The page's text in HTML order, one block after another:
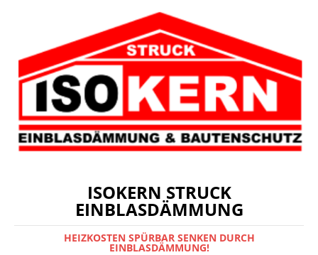
ISOKERN STRUCK
EINBLASDÄMMUNG
HEIZKOSTEN SPÜRBAR SENKEN DURCH
EINBLASDÄMMUNG!